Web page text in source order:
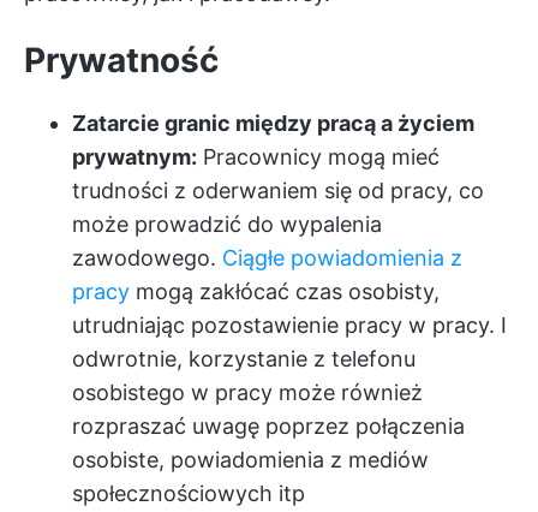
Prywatność
Zatarcie granic między pracą a życiem
prywatnym: Pracownicy mogą mieć
trudności z oderwaniem się od pracy, co
może prowadzić do wypalenia
zawodowego. Ciągłe powiadomienia z
pracy mogą zakłócać czas osobisty,
utrudniając pozostawienie pracy w pracy. I
odwrotnie, korzystanie z telefonu
osobistego w pracy może również
rozpraszać uwagę poprzez połączenia
osobiste, powiadomienia z mediów
społecznościowych itp